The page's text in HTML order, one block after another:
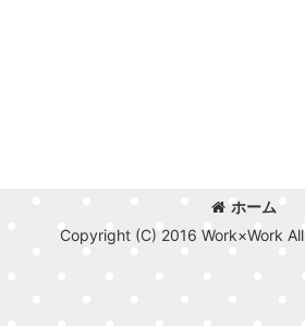
ホーム
Copyright (C) 2016 Work×Work